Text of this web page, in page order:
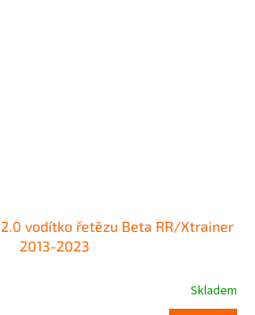
vodítko řetězu Beta RR/Xtrainer
2013-2023
Skladem